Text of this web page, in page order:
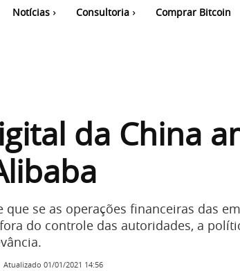
Notícias Consultoria Comprar Bitcoin
da China
que se as operações financeiras das
do controle das autoridades, a
Atualizado 01/01/2021 14:56